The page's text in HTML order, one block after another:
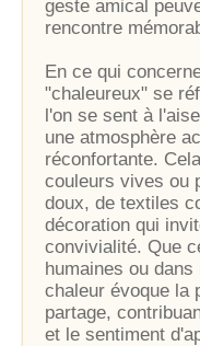
geste amical
rencontre
En ce qui
"chaleureux" se
l'on se sent à
une atmosphère
réconfortante.
couleurs vives ou
doux, de textiles
décoration qui
convivialité. Que
humaines ou
chaleur évoque la
partage,
et le sentiment